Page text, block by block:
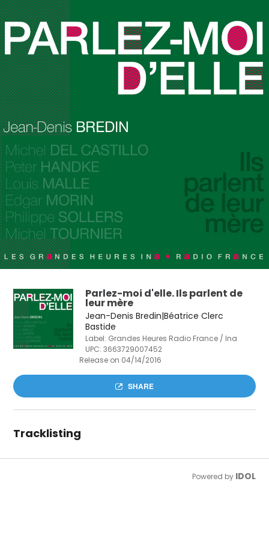
Parlez-moi d'elle. Ils parlent de
leur mère
Jean-Denis Bredin|Béatrice Clerc
Bastide
Label: Grandes Heures Radio France / Ina
UPC:3663729007452
Release on 04/14/2016
SHARE
Tracklisting
Powered by IDOL